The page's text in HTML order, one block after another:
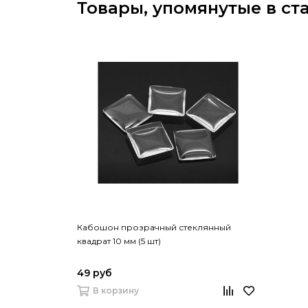
Товары, упомянутые в
Кабошон прозрачный стеклянный
квадрат 10 мм (5 шт)
49 руб
В корзину